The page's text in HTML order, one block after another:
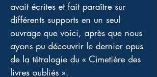
avait écrites et fait paraître sur
différents supports en un seul
ouvrage que voici, après que nous
ayons pu découvrir le dernier opus
de la tétralogie du « Cimetière des
livres oubliés ».